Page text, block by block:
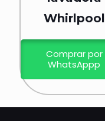
Whirlpool
Comprar por
WhatsAppp